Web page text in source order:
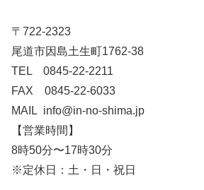
〒722-2323
尾道市因島土生町1762-38
TEL 0845-22-2211
FAX 0845-22-6033
MAIL info@in-no-shima.jp
【営業時間】
8時50分〜17時30分
※定休日：土・日・祝日